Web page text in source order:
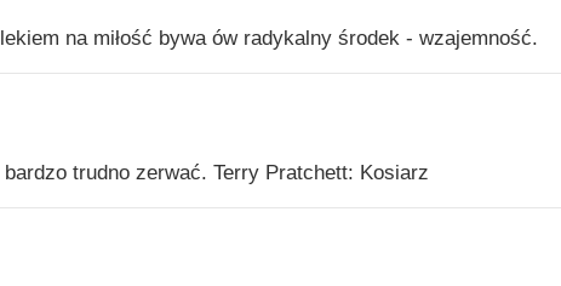
na miłość bywa ów radykalny środek - wzajemność.
trudno zerwać. Terry Pratchett: Kosiarz